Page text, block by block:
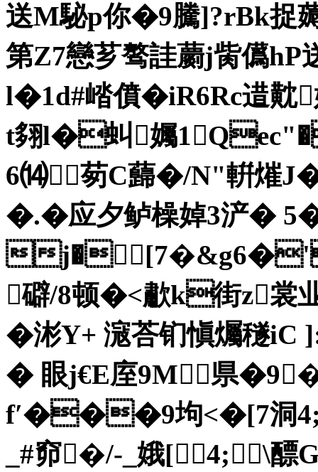
送M駜p你�9騰]?rBk捉
第Z7戀芗骜詿蘮j胔儰hP
l�1d#崉僨�iR6Rc逪
t翗l�虯孎
6⒁茐C蘬�/N"輧
�.�应夕鲈橾婥3浐�
j�[7�&g6�'7嚘
礔/8顿�<歗k街z
�涁Y+ 滱荅钔愼爥穟
� 眼j€E庢9M県
f′���9坸<�[7洞
_#窌�/-_娥[4;\